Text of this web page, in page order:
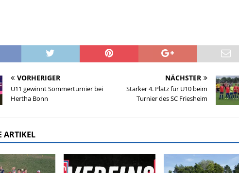
VORHERIGER
U11 gewinnt Sommerturnier bei
Hertha Bonn
NÄCHSTER
Starker 4. Platz für U10 beim
Turnier des SC Friesheim
ARTIKEL